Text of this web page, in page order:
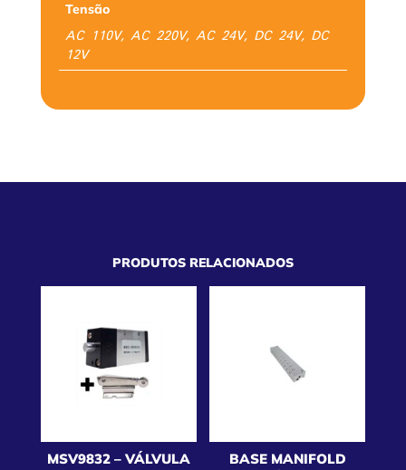
Tensão
AC 110V, AC 220V, AC 24V, DC 24V, DC
12V
PRODUTOS RELACIONADOS
MSV9832 – VÁLVULA
BASE MANIFOLD